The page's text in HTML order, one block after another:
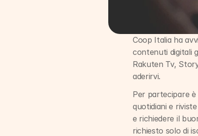
Coop Italia ha
contenuti digitali
Rakuten Tv,
aderirvi.
Per partecipare
quotidiani e
e richiedere il
richiesto solo di